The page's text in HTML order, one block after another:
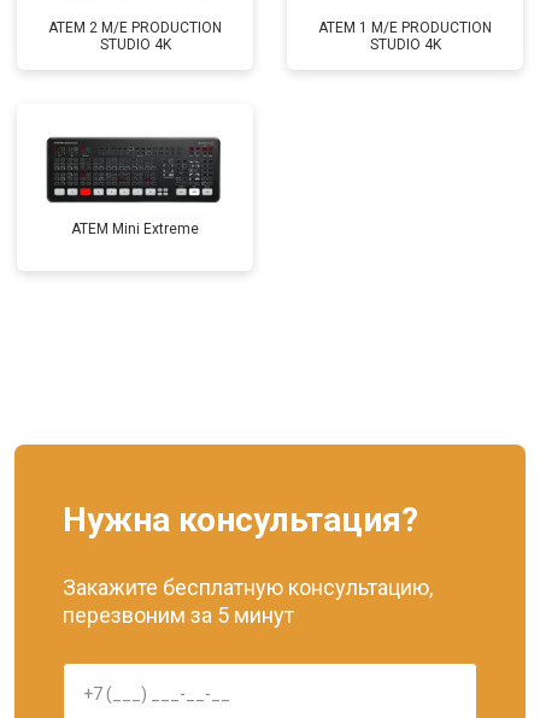
ATEM 2 M/E PRODUCTION
STUDIO 4K
ATEM 1 M/E PRODUCTION
STUDIO 4K
ATEM Mini Extreme
Нужна консультация?
Закажите бесплатную консультацию,
перезвоним за 5 минут